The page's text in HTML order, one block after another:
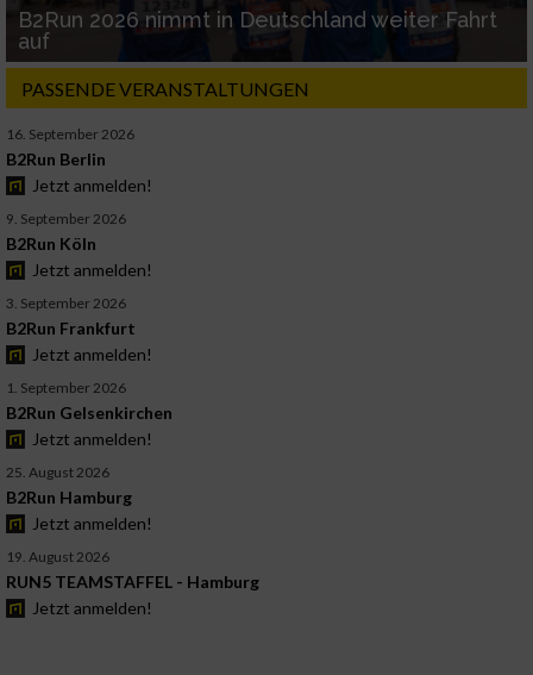
B2Run 2026 nimmt in Deutschland weiter Fahrt
auf
PASSENDE VERANSTALTUNGEN
16. September 2026
B2Run Berlin
Jetzt anmelden!
9. September 2026
B2Run Köln
Jetzt anmelden!
3. September 2026
B2Run Frankfurt
Jetzt anmelden!
1. September 2026
B2Run Gelsenkirchen
Jetzt anmelden!
25. August 2026
B2Run Hamburg
Jetzt anmelden!
19. August 2026
RUN5 TEAMSTAFFEL - Hamburg
Jetzt anmelden!